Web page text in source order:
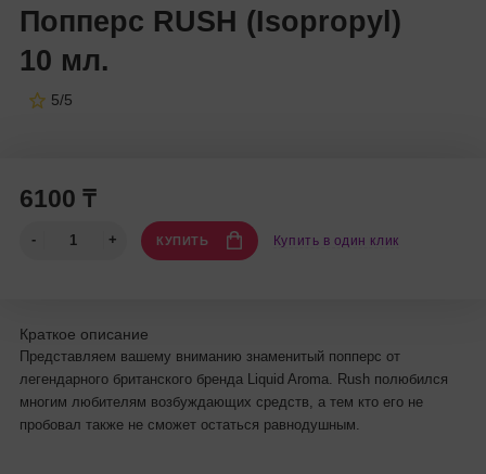
Попперс RUSH (Isopropyl)
10 мл.
5/5
6100 ₸
КУПИТЬ Купить в один клик
Краткое описание
Представляем вашему вниманию знаменитый попперс от
легендарного британского бренда Liquid Aroma. Rush полюбился
многим любителям возбуждающих средств, а тем кто его не
пробовал также не сможет остаться равнодушным.